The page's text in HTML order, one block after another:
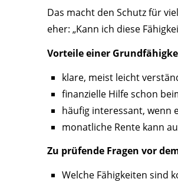
Das macht den Schutz für
eher: „Kann ich diese
Vorteile einer
klare, meist leicht
finanzielle Hilfe schon
häufig interessant, wenn
monatliche Rente kann
Zu prüfende Fragen vor
Welche Fähigkeiten sind